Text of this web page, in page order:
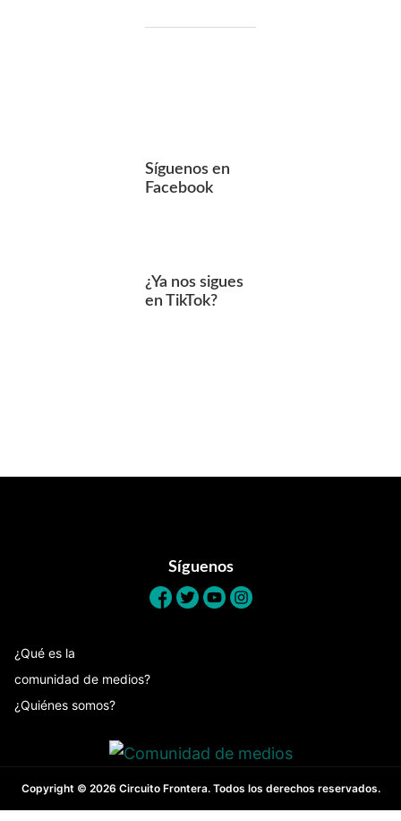
Síguenos en
Facebook
¿Ya nos sigues
en TikTok?
Síguenos
¿Qué es la
comunidad de medios?
¿Quiénes somos?
Copyright © 2026 Circuito Frontera. Todos los derechos reservados.